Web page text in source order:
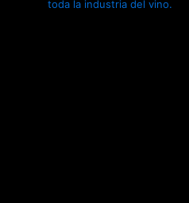
toda la industria del vino.